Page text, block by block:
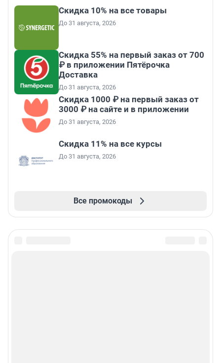
Скидка 10% на все товары
До 31 августа, 2026
Скидка 55% на первый заказ от 700
₽ в приложении Пятёрочка
Доставка
До 31 августа, 2026
Скидка 1000 ₽ на первый заказ от
3000 ₽ на сайте и в приложении
До 31 августа, 2026
Скидка 11% на все курсы
До 31 августа, 2026
Все промокоды